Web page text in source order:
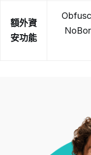
額外資
安功能